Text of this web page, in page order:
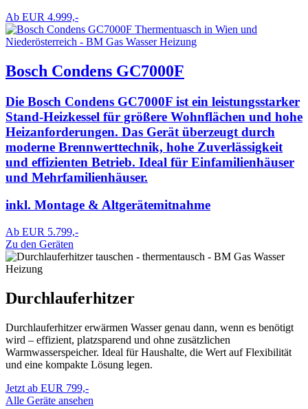
Ab EUR 4.999,-
Bosch Condens GC7000F
Die Bosch Condens GC7000F ist ein leistungsstarker
Stand-Heizkessel für größere Wohnflächen und hohe
Heizanforderungen. Das Gerät überzeugt durch
moderne Brennwerttechnik, hohe Zuverlässigkeit
und effizienten Betrieb. Ideal für Einfamilienhäuser
und Mehrfamilienhäuser.
inkl. Montage & Altgerätemitnahme
Ab EUR 5.799,-
Zu den Geräten
Durchlauferhitzer
Durchlauferhitzer erwärmen Wasser genau dann, wenn es benötigt
wird – effizient, platzsparend und ohne zusätzlichen
Warmwasserspeicher. Ideal für Haushalte, die Wert auf Flexibilität
und eine kompakte Lösung legen.
Jetzt ab EUR 799,-
Alle Geräte ansehen